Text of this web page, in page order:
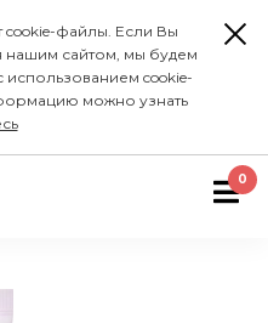
cookie-файлы. Если Вы
нашим сайтом, мы будем
использованием cookie-
можно узнать
0